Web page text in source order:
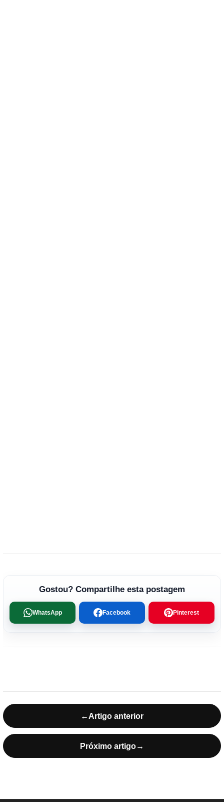
Gostou? Compartilhe esta postagem
WhatsApp Facebook Pinterest
← Artigo anterior
Próximo artigo→